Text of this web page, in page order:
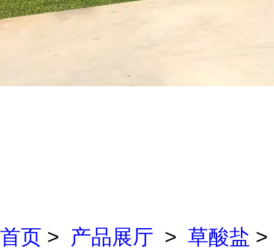
首页 > 产品展厅 > 草酸盐 >